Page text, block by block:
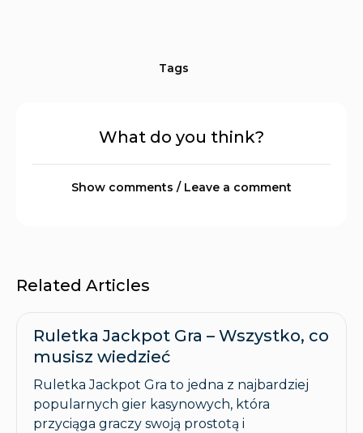
Tags
What do you think?
Show comments / Leave a comment
Related Articles
Ruletka Jackpot Gra – Wszystko, co
musisz wiedzieć
Ruletka Jackpot Gra to jedna z najbardziej
popularnych gier kasynowych, która
przyciąga graczy swoją prostotą i